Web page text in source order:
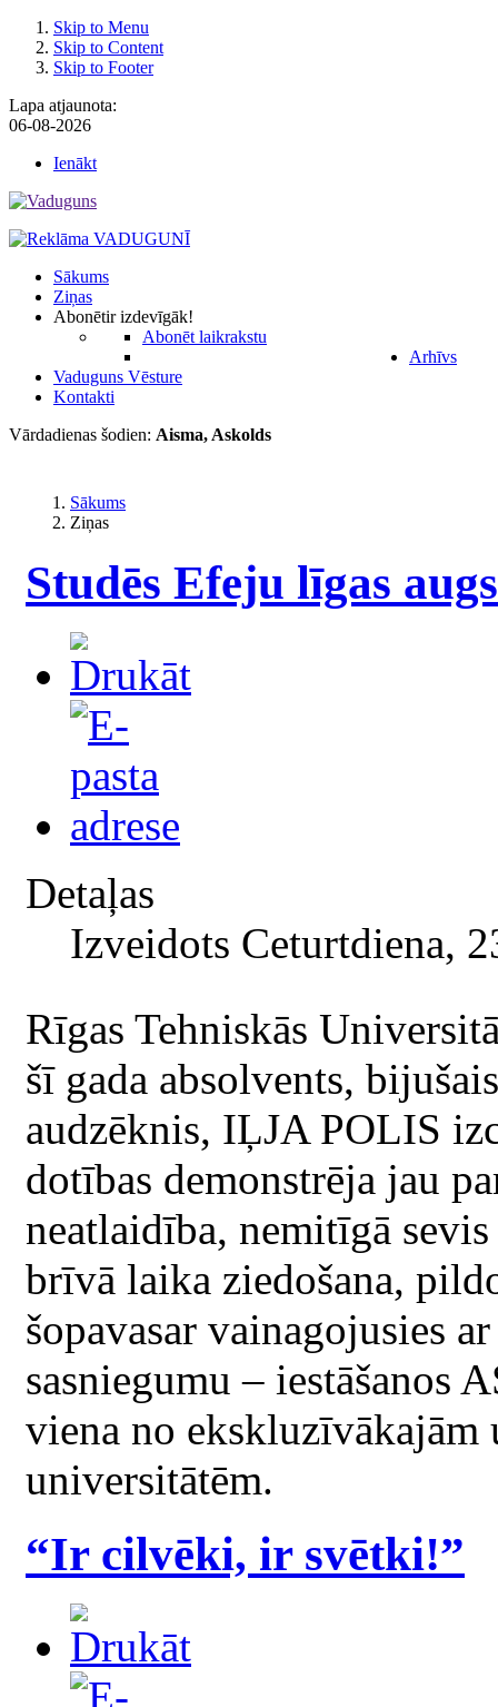
Skip to Menu
Skip to Content
Skip to Footer
Lapa atjaunota:
06-08-2026
Ienākt
Sākums
Ziņas
Abonētir izdevīgāk!
Abonēt laikrakstu
Arhīvs
Vaduguns Vēsture
Kontakti
Vārdadienas šodien: Aisma, Askolds
Sākums
Ziņas
Studēs Efeju līgas
Detaļas
Izveidots Ceturtdiena,
Rīgas Tehniskās
šī gada absolvents,
audzēknis, IĻJA POLIS
dotības demonstrēja jau
neatlaidība, nemitīgā
brīvā laika ziedošana,
šopavasar vainagojusies
sasniegumu – iestāšanos
viena no ekskluzīvākajām
universitātēm.
“Ir cilvēki, ir svētki!”